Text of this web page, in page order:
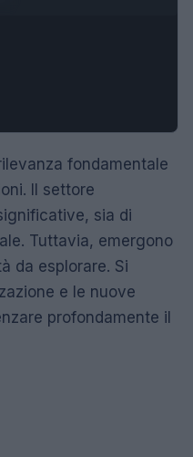
fondamentale
Il settore
sia di
Tuttavia, emergono
da esplorare. Si
e le nuove
profondamente il